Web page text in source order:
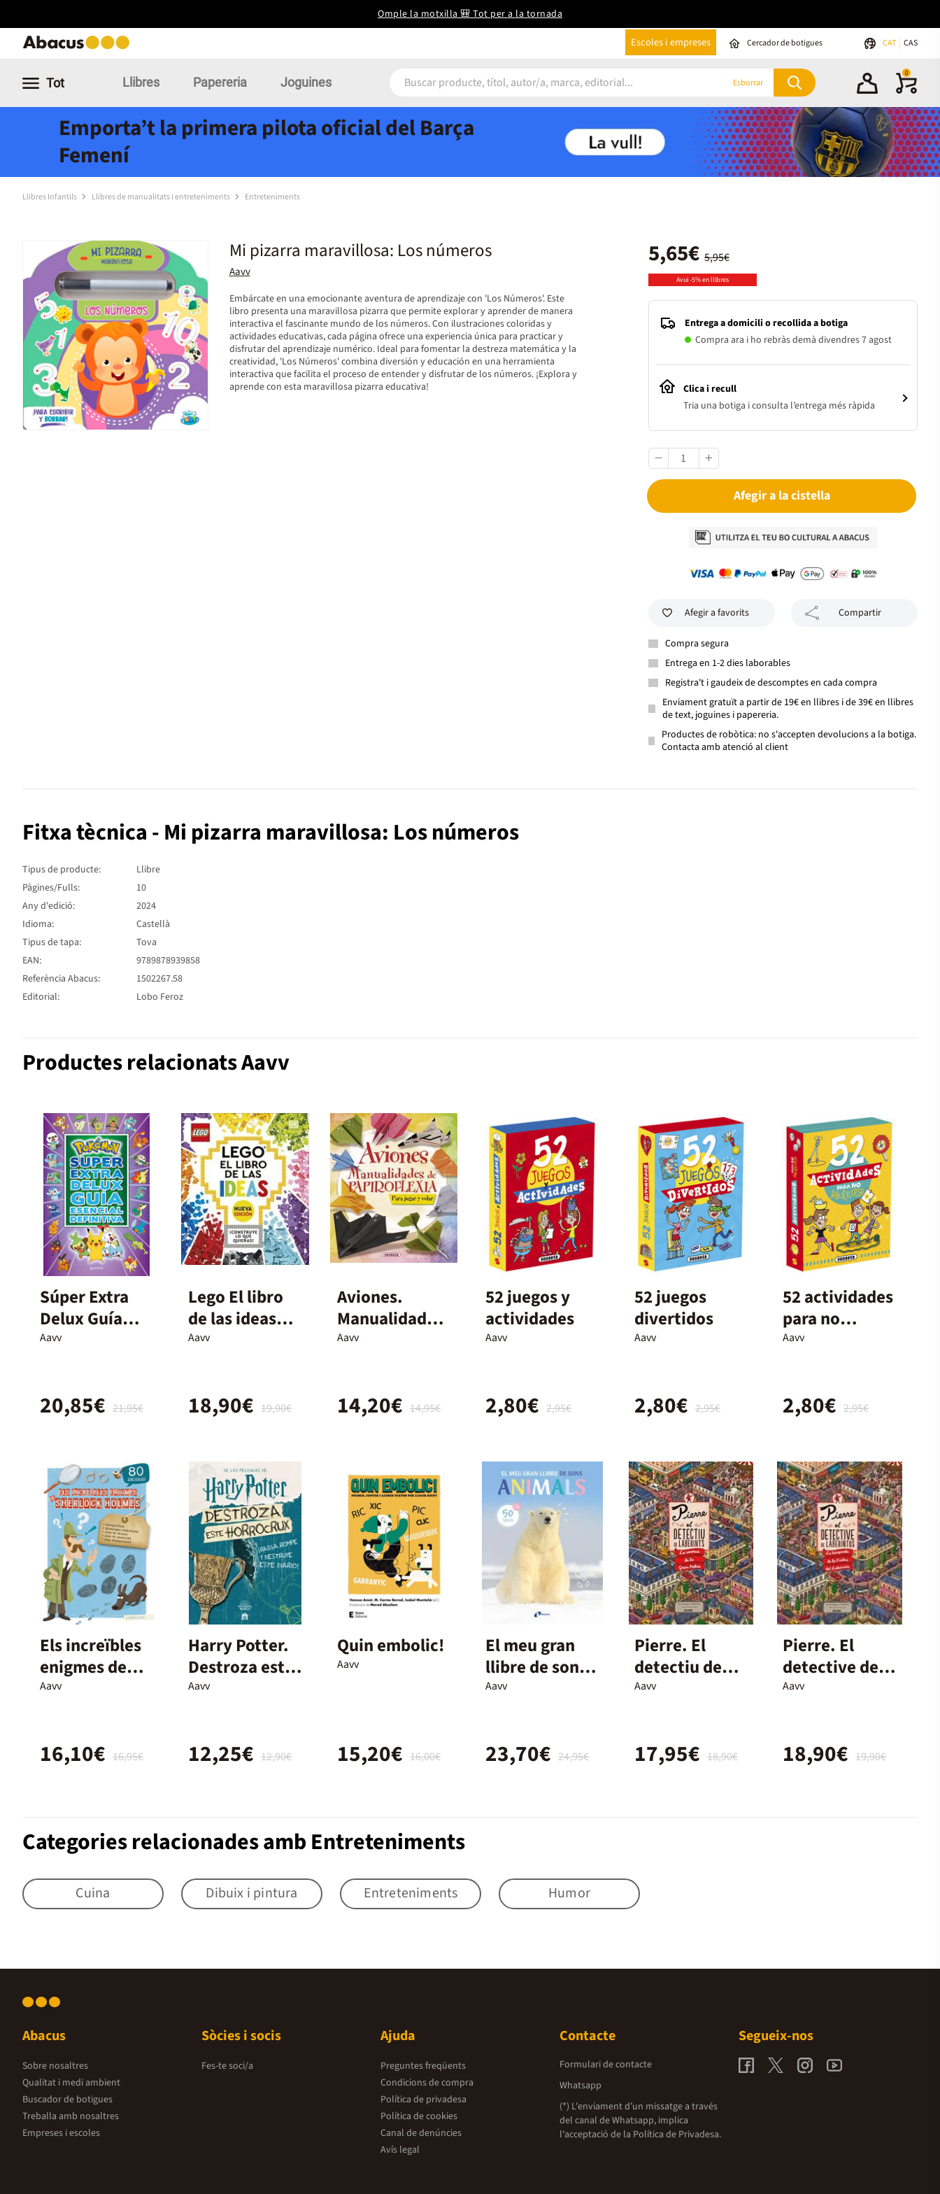
Omple la motxilla 🎒 Tot per a la tornada
Escoles i empreses Cercador de botigues CAT CAS
Tot Llibres Papereria Joguines Esborrar
0
Emporta’t la primera pilota oficial del Barça
Femení
Llibres Infantils Llibres de manualitats i entreteniments Entreteniments
Mi pizarra maravillosa: Los números
Aavv
Embárcate en una emocionante aventura de aprendizaje con 'Los Números'. Este
libro presenta una maravillosa pizarra que permite explorar y aprender de manera
interactiva el fascinante mundo de los números. Con ilustraciones coloridas y
actividades educativas, cada página ofrece una experiencia única para practicar y
disfrutar del aprendizaje numérico. Ideal para fomentar la destreza matemática y la
creatividad, 'Los Números' combina diversión y educación en una herramienta
interactiva que facilita el proceso de entender y disfrutar de los números. ¡Explora y
aprende con esta maravillosa pizarra educativa!
5,95€
5,65€
Avui -5% en llibres
Entrega a domicili o recollida a botiga
Compra ara i ho rebràs demà divendres 7 agost
Clica i recull
Tria una botiga i consulta l’entrega més ràpida
Afegir a la cistella
Afegir a favorits Compartir
Compra segura
Entrega en 1-2 dies laborables
Registra't i gaudeix de descomptes en cada compra
Enviament gratuït a partir de 19€ en llibres i de 39€ en llibres
de text, joguines i papereria.
Productes de robòtica: no s'accepten devolucions a la botiga.
Contacta amb atenció al client
Fitxa tècnica - Mi pizarra maravillosa: Los números
Tipus de producte:
Llibre
Pàgines/Fulls:
10
Any d'edició:
2024
Idioma:
Castellà
Tipus de tapa:
Tova
EAN:
9789878939858
Referència Abacus:
1502267.58
Editorial:
Lobo Feroz
Productes relacionats Aavv
Súper Extra
Delux Guía
esencial
Aavv
21,95€
20,85€
Lego El libro
de las ideas
Nueva edición
Aavv
19,90€
18,90€
Aviones.
Manualidades
de
Aavv
14,95€
14,20€
52 juegos y
actividades
Aavv
2,95€
2,80€
52 juegos
divertidos
Aavv
2,95€
2,80€
52 actividades
para no
aburrirse
Aavv
2,95€
2,80€
Els increïbles
enigmes de
Sherlock
Aavv
16,95€
16,10€
Harry Potter.
Destroza este
horrocrux
Aavv
12,90€
12,25€
Quin embolic!
Aavv
16,00€
15,20€
El meu gran
llibre de sons.
Animals
Aavv
24,95€
23,70€
Pierre. El
detectiu de
laberints
Aavv
18,90€
17,95€
Pierre. El
detective de
laberintos
Aavv
19,90€
18,90€
Categories relacionades amb Entreteniments
Cuina Dibuix i pintura Entreteniments Humor
Abacus
Sobre nosaltres
Qualitat i medi ambient
Buscador de botigues
Treballa amb nosaltres
Empreses i escoles
Sòcies i socis
Fes-te soci/a
Ajuda
Preguntes freqüents
Condicions de compra
Política de privadesa
Política de cookies
Canal de denúncies
Avís legal
Contacte
Formulari de contacte
Whatsapp
(*) L'enviament d’un missatge a través
del canal de Whatsapp, implica
l'acceptació de la Política de Privadesa.
Segueix-nos